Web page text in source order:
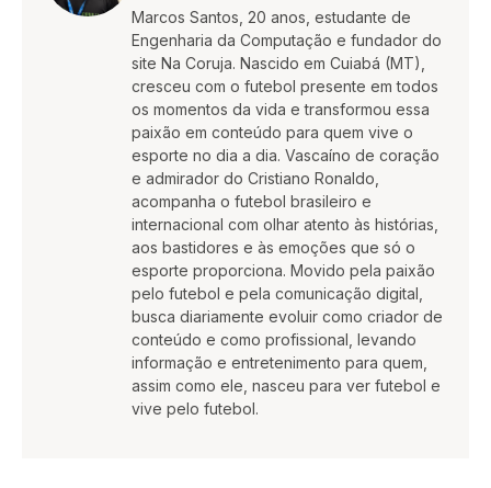
Marcos Santos, 20 anos, estudante de
Engenharia da Computação e fundador do
site Na Coruja. Nascido em Cuiabá (MT),
cresceu com o futebol presente em todos
os momentos da vida e transformou essa
paixão em conteúdo para quem vive o
esporte no dia a dia. Vascaíno de coração
e admirador do Cristiano Ronaldo,
acompanha o futebol brasileiro e
internacional com olhar atento às histórias,
aos bastidores e às emoções que só o
esporte proporciona. Movido pela paixão
pelo futebol e pela comunicação digital,
busca diariamente evoluir como criador de
conteúdo e como profissional, levando
informação e entretenimento para quem,
assim como ele, nasceu para ver futebol e
vive pelo futebol.